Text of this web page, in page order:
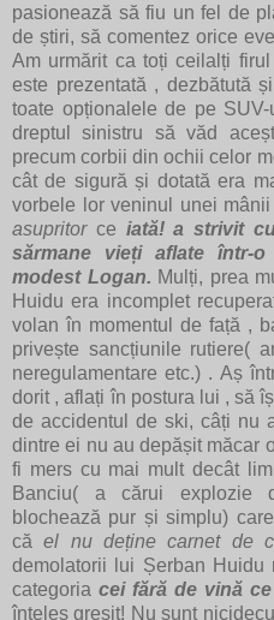
pasionează să fiu un fel de
de știri, să comentez orice
Am urmărit ca toți ceilalți
este prezentată , dezbătută
toate opționalele de pe
dreptul sinistru să văd
precum corbii din ochii celor
cât de sigură și dotată era
vorbele lor veninul unei
asupritor ce iată! a strivit
sărmane vieți aflate într-
modest Logan. Mulți, prea
Huidu era incomplet
volan în momentul de față ,
privește sancțiunile rutiere(
neregulamentare etc.) . Aș
dorit , aflați în postura lui , să
de accidentul de ski, câți nu
dintre ei nu au depășit măcar
fi mers cu mai mult decât
Banciu( a cărui explozie
blochează pur și simplu)
căel nu deține carnet de
demolatorii lui Șerban
categoriacei fără de vină
înțeles greșit! Nu sunt